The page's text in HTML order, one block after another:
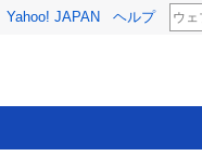
Yahoo! JAPAN ヘルプ